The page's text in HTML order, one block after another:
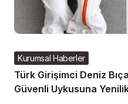
Kurumsal Haberler
Türk Girişimci Deniz
Güvenli Uykusuna